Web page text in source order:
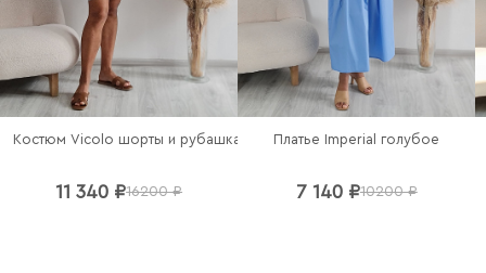
Костюм Vicolo шорты и рубашка в полоску
11 340 ₽16200 ₽
Платье Imperial голубое
7 140 ₽10200 ₽